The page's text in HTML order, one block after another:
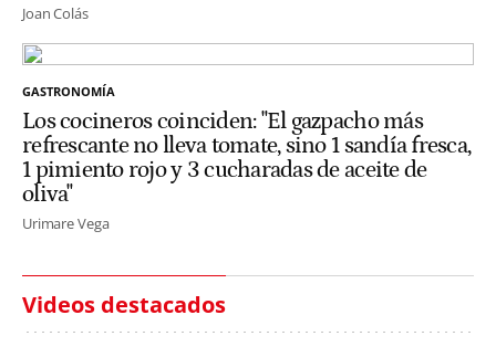
Joan Colás
GASTRONOMÍA
Los cocineros coinciden: "El gazpacho más
refrescante no lleva tomate, sino 1 sandía fresca,
1 pimiento rojo y 3 cucharadas de aceite de
oliva"
Urimare Vega
Videos destacados